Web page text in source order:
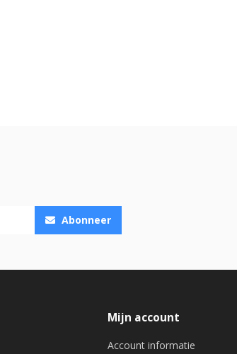
Abonneer
Mijn account
Account informatie